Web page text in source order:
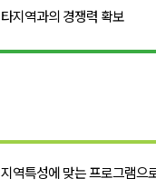
타지역과의 경쟁력 확보
지역특성에 맞는 프로그램으